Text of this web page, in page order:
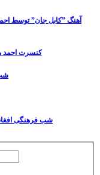
آهنگ ”کابل جان” توسط
کنسرت احمد
شب فرهنگی